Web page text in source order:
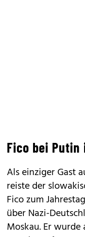
Fico bei Putin
Als einziger Gast
reiste der
Fico zum
über Nazi-
Moskau. Er